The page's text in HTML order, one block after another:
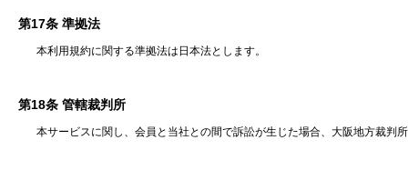
第17条 準拠法
本利用規約に関する準拠法は日本法とします。
第18条 管轄裁判所
本サービスに関し、会員と当社との間で訴訟が生じた場合、大阪地方裁判